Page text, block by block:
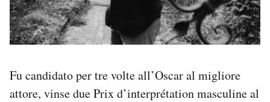
Fu candidato per tre volte all’Oscar al migliore
attore, vinse due Prix d’interprétation masculine al